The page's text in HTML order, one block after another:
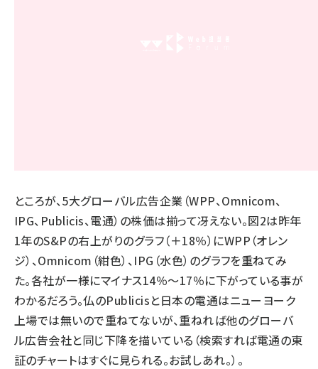
ところが、5大グローバル広告企業（WPP、Omnicom、
IPG、Publicis、電通）の株価は揃って冴えない。図2は昨年
1年のS&Pの右上がりのグラフ（＋18％）にWPP（オレン
ジ）、Omnicom（紺色）、IPG（水色）のグラフを重ねてみ
た。各社が一様にマイナス14％〜17％に下がっている事が
わかるだろう。仏のPublicisと日本の電通はニューヨーク
上場では無いので重ねてないが、重ねれば他のグローバ
ル広告会社と同じ下降を描いている（検索すれば電通の東
証のチャートはすぐに見られる。お試しあれ。）。